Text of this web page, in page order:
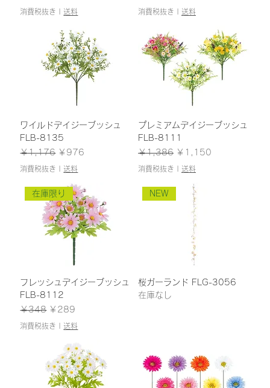
消費税抜き 送料 消費税抜き 送料
ワイルドデイジーブッシュ
FLB-8135
通常価格
￥1,176 セール価格
￥976
消費税抜き 送料
プレミアムデイジーブッシュ
FLB-8111
通常価格
￥1,386 セール価格
￥1,150
消費税抜き 送料
在庫限り
フレッシュデイジーブッシュ
FLB-8112
通常価格
￥348 セール価格
￥289
消費税抜き 送料
NEW
桜ガーランド FLG-3056
在庫なし